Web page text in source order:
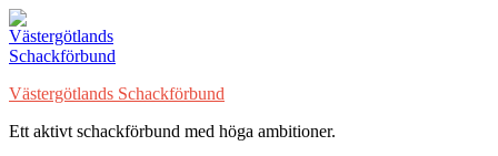
Hoppa
till
innehåll
Västergötlands Schackförbund
Ett aktivt schackförbund med höga ambitioner.